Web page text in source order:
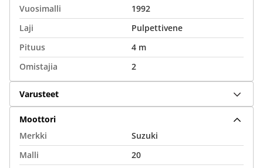
Vuosimalli
1992
Laji
Pulpettivene
Pituus
4 m
Omistajia
2
Varusteet
Moottori
Merkki
Suzuki
Malli
20